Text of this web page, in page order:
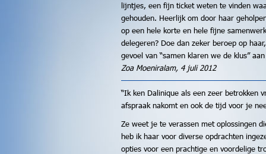
lijntjes, een fijn ticket weten te vinden
gehouden. Heerlijk om door haar
op een hele korte en hele fijne
delegeren? Doe dan zeker beroep op
gevoel van “samen klaren we de klus” aan
Zoa Moeniralam, 4 juli 2012
“Ik ken Dalinique als een zeer betrokken
afspraak nakomt en ook de tijd voor je
Ze weet je te verassen met oplossingen
heb ik haar voor diverse opdrachten
opties voor een prachtige en voordelige